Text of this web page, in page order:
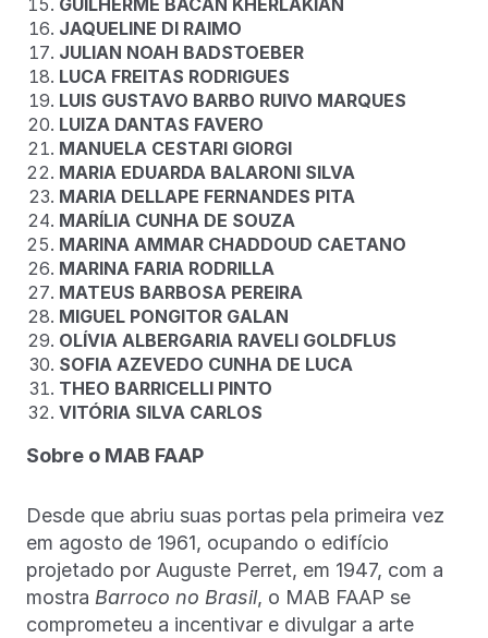
GUILHERME BACAN KHERLAKIAN
JAQUELINE DI RAIMO
JULIAN NOAH BADSTOEBER
LUCA FREITAS RODRIGUES
LUIS GUSTAVO BARBO RUIVO MARQUES
LUIZA DANTAS FAVERO
MANUELA CESTARI GIORGI
MARIA EDUARDA BALARONI SILVA
MARIA DELLAPE FERNANDES PITA
MARÍLIA CUNHA DE SOUZA
MARINA AMMAR CHADDOUD CAETANO
MARINA FARIA RODRILLA
MATEUS BARBOSA PEREIRA
MIGUEL PONGITOR GALAN
OLÍVIA ALBERGARIA RAVELI GOLDFLUS
SOFIA AZEVEDO CUNHA DE LUCA
THEO BARRICELLI PINTO
VITÓRIA SILVA CARLOS
Sobre o MAB FAAP
Desde que abriu suas portas pela primeira vez
em agosto de 1961, ocupando o edifício
projetado por Auguste Perret, em 1947, com a
mostra Barroco no Brasil, o MAB FAAP se
comprometeu a incentivar e divulgar a arte